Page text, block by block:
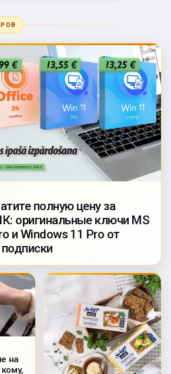
полную цену за
оригинальные ключи MS
и Windows 11 Pro от
на